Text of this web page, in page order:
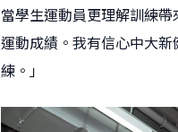
當學生運動員更理解訓練
運動成績。我有信心中大
練。」